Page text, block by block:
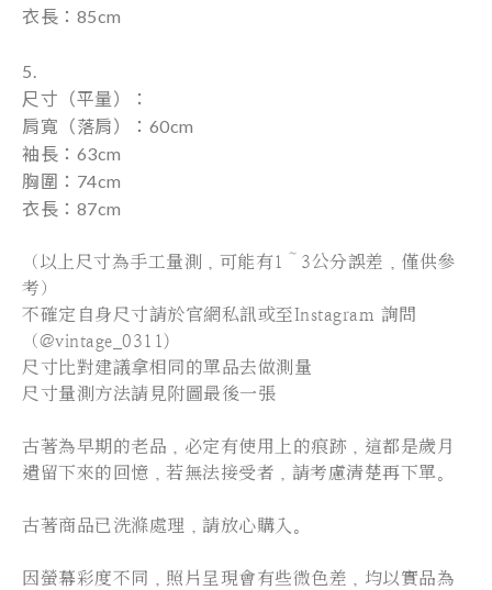
衣長：85cm
5.
尺寸（平量）：
肩寬 （落肩） ：60cm
袖長 ：63cm
胸圍：74cm
衣長：87cm
（以上尺寸為手工量測，可能有1～3公分誤差，僅供參
考）
不確定自身尺寸請於官網私訊或至Instagram 詢問
（@vintage_0311)
尺寸比對建議拿相同的單品去做測量
尺寸量測方法請見附圖最後一張
古著為早期的老品，必定有使用上的痕跡，這都是歲月
遺留下來的回憶，若無法接受者，請考慮清楚再下單。
古著商品已洗滌處理，請放心購入。
因螢幕彩度不同，照片呈現會有些微色差，均以實品為